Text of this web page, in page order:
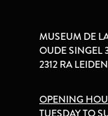
MUSEUM DE
OUDE SINGEL
2312 RA LEIDEN
OPENING